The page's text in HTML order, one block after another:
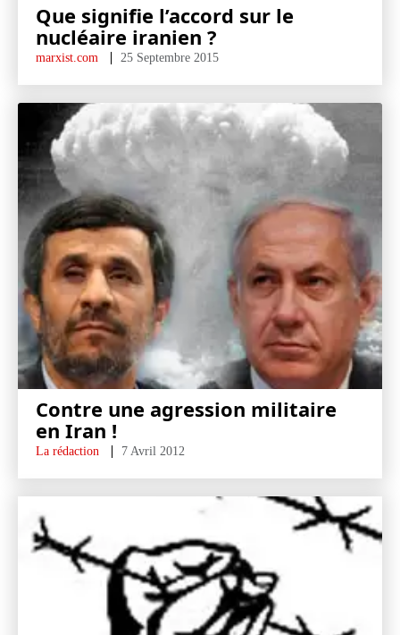
Que signifie l’accord sur le
nucléaire iranien ?
marxist.com 25 Septembre 2015
Contre une agression militaire
en Iran !
La rédaction 7 Avril 2012